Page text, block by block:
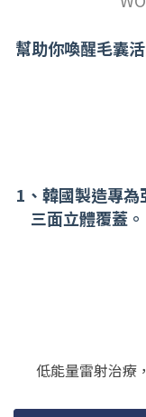
幫助你喚醒毛囊
1、韓國製造專
三面立體覆蓋
低能量雷射治療